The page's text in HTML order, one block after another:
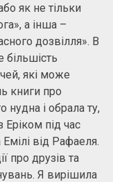
як не тільки
а інша –
дозвілля». В
більшість
які може
книги про
нудна і обрала ту,
під час
від Рафаеля.
про друзів та
Я вирішила